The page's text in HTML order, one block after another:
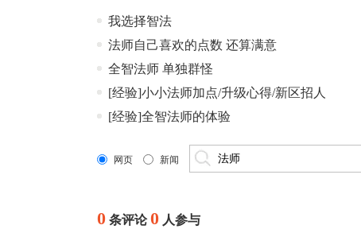
我选择智法
法师自己喜欢的点数 还算满意
全智法师 单独群怪
[经验]小小法师加点/升级心得/新区招人
[经验]全智法师的体验
网页 新闻
0 条评论0 人参与